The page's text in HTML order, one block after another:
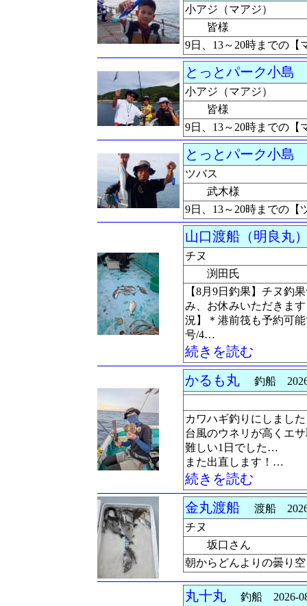
小アジ（マアジ）
皆様
9日、13～20時までの【
とっとパーク小島
小アジ（マアジ）
皆様
9日、13～20時までの【
とっとパーク小島
ツバス
武木様
9日、13～20時までの【
山口渡船（明良丸
チヌ
渕田氏
【8月9日釣果】チヌ釣
み、お休みいただきま
況】＊港前筏も予約可
号/4…
続きを読む
かるも丸
釣船
カワハギ釣りにしまし
台風のウネリが高くエ
難しい1日でした…
また出直します！…
続きを読む
金丸渡船
渡船
チヌ
坂口さん
朝からどんよりの曇り
丸十丸
釣船 2026-